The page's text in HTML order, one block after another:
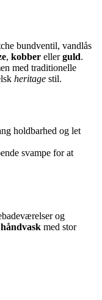
bundventil, vandlås
, kobber ellerguld.
med traditionelle
heritage stil.
holdbarhed og let
svampe for at
og
med stor